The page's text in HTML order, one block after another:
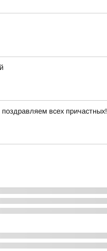
всех причастных!